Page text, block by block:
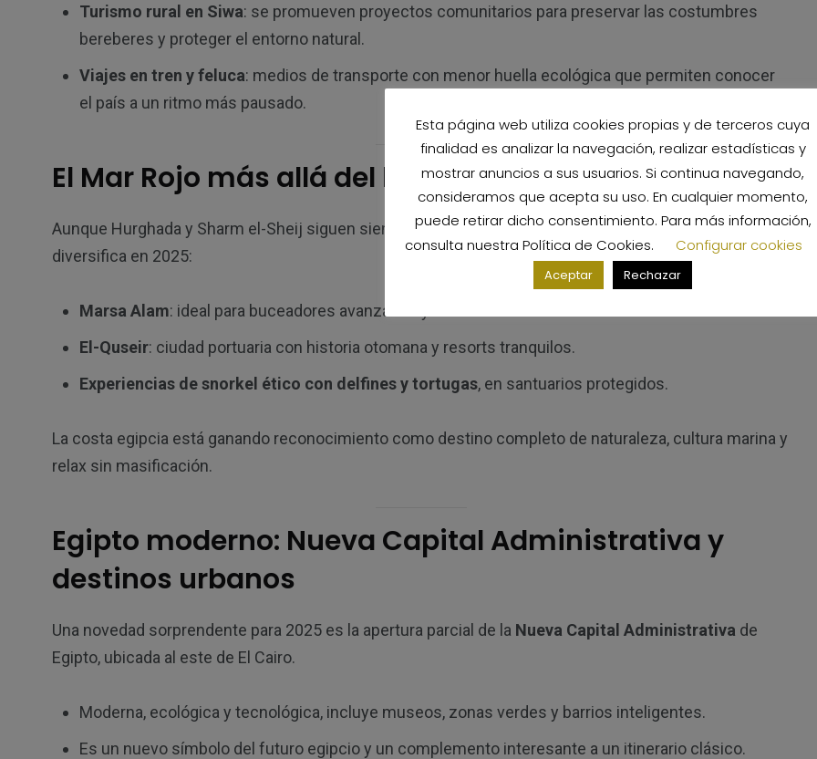
Turismo rural en Siwa: se promueven proyectos comunitarios para preservar las costumbres
bereberes y proteger el entorno natural.
Viajes en tren y feluca: medios de transporte con menor huella ecológica que permiten conocer
el país a un ritmo más pausado.
El Mar Rojo más allá del buceo
Aunque Hurghada y Sharm el-Sheij siguen siendo populares, el turismo en Egiptoen el Mar Rojo se
diversifica en 2025:
Marsa Alam: ideal para buceadores avanzados y amantes del ecoturismo.
El-Quseir: ciudad portuaria con historia otomana y resorts tranquilos.
Experiencias de snorkel ético con delfines y tortugas, en santuarios protegidos.
La costa egipcia está ganando reconocimiento como destino completo de naturaleza, cultura marina y
relax sin masificación.
Egipto moderno: Nueva Capital Administrativa y
destinos urbanos
Una novedad sorprendente para 2025 es la apertura parcial de la Nueva Capital Administrativa de
Egipto, ubicada al este de El Cairo.
Moderna, ecológica y tecnológica, incluye museos, zonas verdes y barrios inteligentes.
Es un nuevo símbolo del futuro egipcio y un complemento interesante a un itinerario clásico.
Esta página web utiliza cookies propias y de terceros cuya
finalidad es analizar la navegación, realizar estadísticas y
mostrar anuncios a sus usuarios. Si continua navegando,
consideramos que acepta su uso. En cualquier momento,
puede retirar dicho consentimiento. Para más información,
consulta nuestra Política de Cookies. Configurar cookies
Aceptar Rechazar